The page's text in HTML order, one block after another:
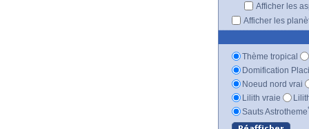
Afficher les
Afficher les
Thème tropical
Domification
Noeud nord vrai
Lilith vraie
Sauts Astrotheme